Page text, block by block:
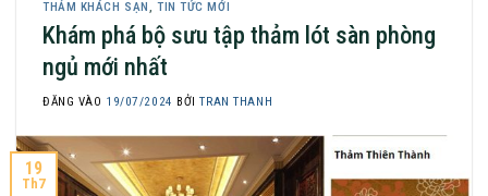
THẢM KHÁCH SẠN , TIN TỨC MỚI
Khám phá bộ sưu tập thảm lót sàn phòng
ngủ mới nhất
ĐĂNG VÀO 19/07/2024 BỞITRAN THANH
19
Th7